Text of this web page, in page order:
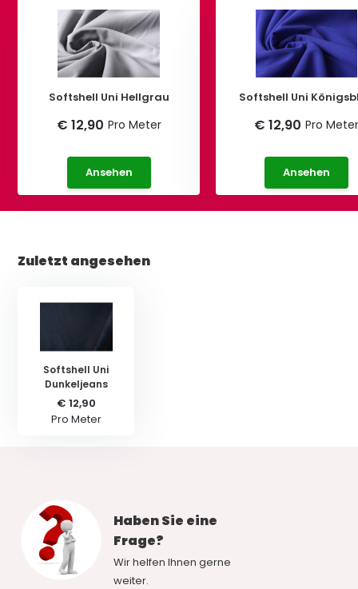
Softshell Uni Hellgrau
€ 12,90 Pro Meter
Ansehen
Softshell Uni
€ 12,90 Pro
Ansehen
Zuletzt angesehen
Softshell Uni
Dunkeljeans
€ 12,90
Pro Meter
Haben Sie eine
Frage?
Wir helfen Ihnen gerne
weiter.